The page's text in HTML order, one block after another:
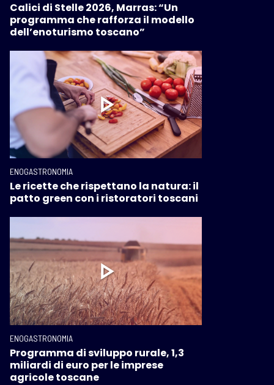
Calici di Stelle 2026, Marras: “Un
programma che rafforza il modello
dell’enoturismo toscano”
ENOGASTRONOMIA
Le ricette che rispettano la natura: il
patto green con i ristoratori toscani
ENOGASTRONOMIA
Programma di sviluppo rurale, 1,3
miliardi di euro per le imprese
agricole toscane